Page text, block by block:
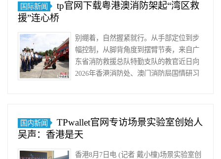
国际新闻
tp官网下载粤港澳消防架起“湾区救
援”连心桥
别绷着，自然握紧就行。从手部定位到步
幅控制，从脚背角度到摆臂节奏，来自广
东省消防救援总队特勤支队的教官近日向
2026年香港消防处、澳门消防局国情研习
国内新闻
TPwallet官网专访场景实验室创始人
吴声：香港是天
香港8月7日电 (记者 戴小橦)场景实验室创